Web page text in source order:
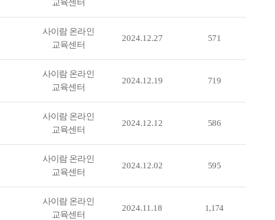
교육센터
사이람 온라인
교육센터
2024.12.27 571
사이람 온라인
교육센터
2024.12.19 719
사이람 온라인
교육센터
2024.12.12 586
사이람 온라인
교육센터
2024.12.02 595
사이람 온라인
교육센터
2024.11.18 1,174